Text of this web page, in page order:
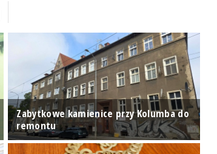
Zabytkowe kamienice przy Kolumba do
remontu